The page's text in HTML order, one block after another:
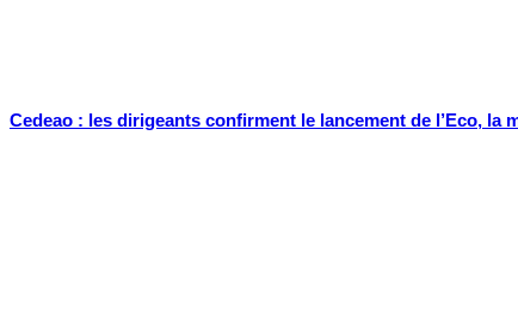
Cedeao : les dirigeants confirment le lancement de l’Eco, la